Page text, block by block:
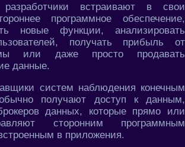
встраивают в свои
программное обеспечение,
новые функции, анализировать
получать прибыль от
или даже просто продавать
данные.
систем наблюдения конечным
получают доступ к данным,
данных, которые прямо или
сторонним программным
в приложения.